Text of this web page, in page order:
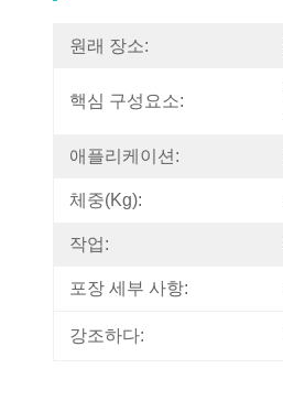
원래 장소:
핵심 구성요소:
애플리케이션:
체중(kg):
작업:
포장 세부 사항:
강조하다: